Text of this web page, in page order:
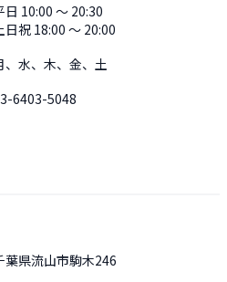
日 10:00 〜 20:30
日祝 18:00 〜 20:00
、水、木、金、土
6403-5048
葉県流山市駒木246